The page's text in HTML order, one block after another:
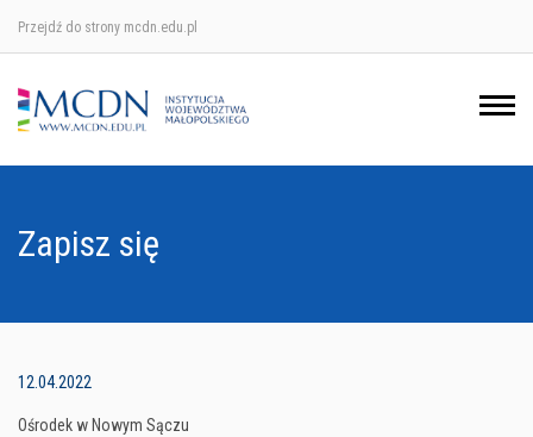
Przejdź do strony mcdn.edu.pl
Zapisz się
12.04.2022
Ośrodek w Nowym Sączu
Ośrodek w Krakowie
Ośrodek w Nowym Sączu
Ośrodek w Tarnowie